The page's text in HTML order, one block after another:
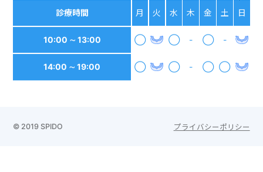
診療時間
10:00 ∼ 13:00
14:00 ∼ 19:00
月 火 水 木 金 土 日
◯ ◯ - ◯ -
◯ ◯ - ◯ ◯
© 2019 SPIDO プライバシーポリシー